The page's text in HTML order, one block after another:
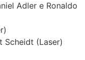
Adler e Ronaldo
Scheidt (Laser)